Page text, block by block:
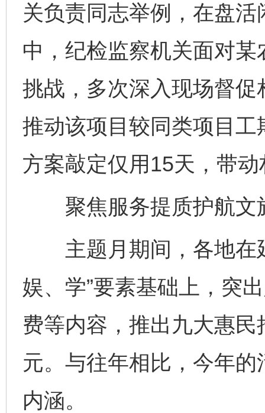
关负责同志举例，在盘
中，纪检监察机关面对
挑战，多次深入现场督
推动该项目较同类项目
方案敲定仅用15天，带
聚焦服务提质护航文
主题月期间，各地在
娱、学”要素基础上，突
费等内容，推出九大惠
元。与往年相比，今年
内涵。